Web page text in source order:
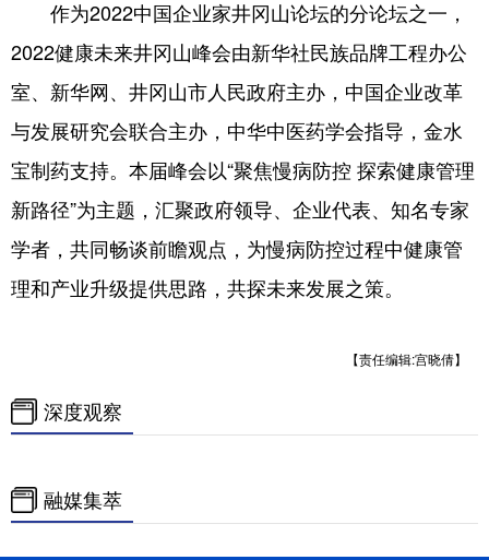
作为2022中国企业家井冈山论坛的分论坛之一，
2022健康未来井冈山峰会由新华社民族品牌工程办公
室、新华网、井冈山市人民政府主办，中国企业改革
与发展研究会联合主办，中华中医药学会指导，金水
宝制药支持。本届峰会以“聚焦慢病防控 探索健康管理
新路径”为主题，汇聚政府领导、企业代表、知名专家
学者，共同畅谈前瞻观点，为慢病防控过程中健康管
理和产业升级提供思路，共探未来发展之策。
【责任编辑:宫晓倩】
深度观察
融媒集萃